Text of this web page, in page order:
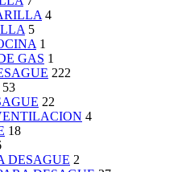
4
5
1
GAS 1
222
53
22
4
18
DESAGUE 2